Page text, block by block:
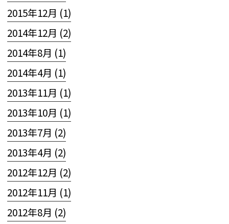
2015年12月 (1)
2014年12月 (2)
2014年8月 (1)
2014年4月 (1)
2013年11月 (1)
2013年10月 (1)
2013年7月 (2)
2013年4月 (2)
2012年12月 (2)
2012年11月 (1)
2012年8月 (2)